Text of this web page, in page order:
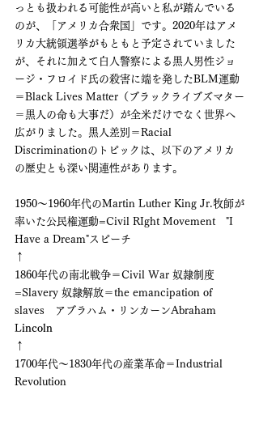
っとも扱われる可能性が高いと私が踏んでいる
のが、「アメリカ合衆国」です。2020年はアメ
リカ大統領選挙がもともと予定されていました
が、それに加えて白人警察による黒人男性ジョ
ージ・フロイド氏の殺害に端を発したBLM運動
＝Black Lives Matter（ブラックライブズマター
＝黒人の命も大事だ）が全米だけでなく世界へ
広がりました。黒人差別＝Racial
Discriminationのトピックは、以下のアメリカ
の歴史とも深い関連性があります。
1950〜1960年代のMartin Luther King Jr.牧師が
率いた公民権運動=Civil RIght Movement　"I
Have a Dream"スピーチ
↑
1860年代の南北戦争＝Civil War 奴隷制度
=Slavery 奴隷解放＝the emancipation of
slaves　アブラハム・リンカーンAbraham
Lincoln
↑
1700年代〜1830年代の産業革命＝Industrial
Revolution